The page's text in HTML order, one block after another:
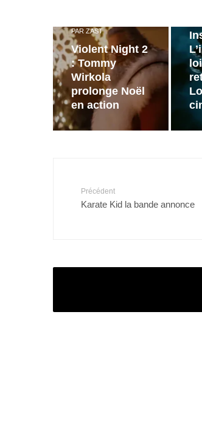
PAR ZAST
Violent Night 2
: Tommy
Wirkola
prolonge Noël
en action
Précédent
Karate Kid la bande annonce